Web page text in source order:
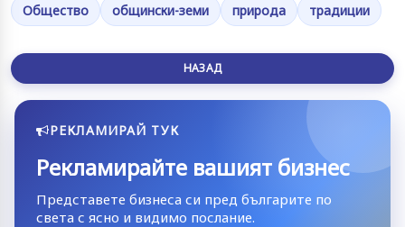
Общество
общински-земи природа традиции
НАЗАД
РЕКЛАМИРАЙ ТУК
Рекламирайте вашият бизнес
Представете бизнеса си пред българите по
света с ясно и видимо послание.